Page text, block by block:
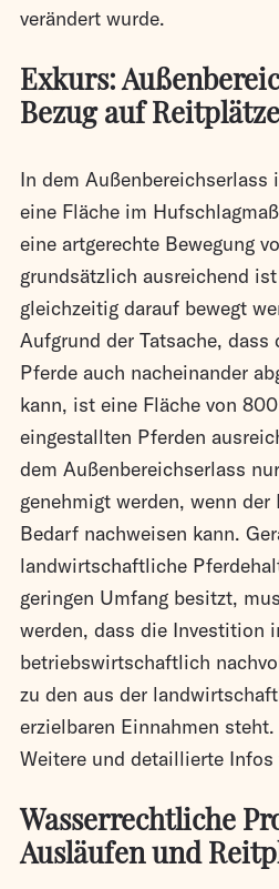
verändert wurde.
Exkurs:
Bezug auf Reitplätze
In dem Außenbereichserlass
eine Fläche im
eine artgerechte Bewegung
grundsätzlich ausreichend
gleichzeitig darauf bewegt
Aufgrund der Tatsache, dass
Pferde auch nacheinander
kann, ist eine Fläche von
eingestallten Pferden
dem Außenbereichserlass
genehmigt werden, wenn der
Bedarf nachweisen kann.
landwirtschaftliche
geringen Umfang besitzt,
werden, dass die Investition
betriebswirtschaftlich
zu den aus der
erzielbaren Einnahmen steht.
Weitere und detaillierte
Wasserrechtliche
Ausläufen und